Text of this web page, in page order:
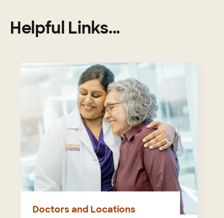
Helpful Links...
Doctors and Locations